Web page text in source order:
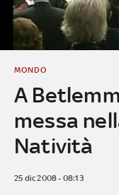
A
messa
Natività
MONDO
25 dic 2008 - 08:13